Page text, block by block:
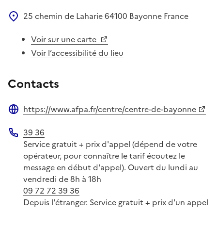
25 chemin de Laharie64100 Bayonne France
Voir sur une carte
Voir l’accessibilité du lieu
Contacts
https://www.afpa.fr/centre/centre-de-bayonne
Téléphone
39 36
Service gratuit + prix d'appel (dépend de votre
opérateur, pour connaître le tarif écoutez le
message en début d'appel). Ouvert du lundi au
vendredi de 8h à 18h
09 72 72 39 36
Depuis l'étranger. Service gratuit + prix d'un appel